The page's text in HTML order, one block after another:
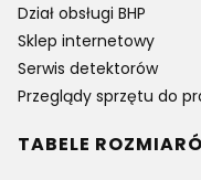
Dział obsługi BHP
Sklep internetowy
Serwis detektorów
Przeglądy sprzętu do
TABELE